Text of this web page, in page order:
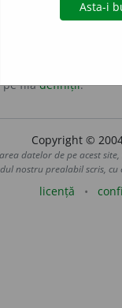
pe filadefiniții.
Copyright ©
datelor de pe acest
nostru prealabil scris,
licență